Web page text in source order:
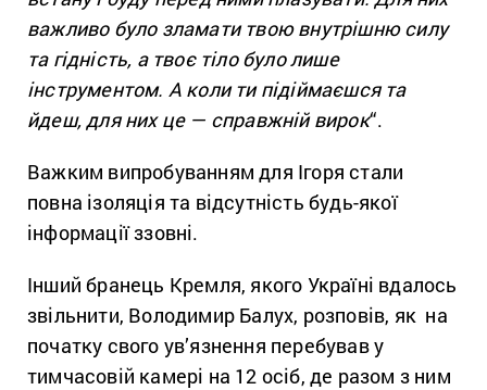
важливо було зламати твою внутрішню силу
та гідність, а твоє тіло було лише
інструментом. А коли ти підіймаєшся та
йдеш, для них це — справжній вирок“.
Важким випробуванням для Ігоря стали
повна ізоляція та відсутність будь-якої
інформації ззовні.
Інший бранець Кремля, якого Україні вдалось
звільнити, Володимир Балух, розповів, як на
початку свого ув’язнення перебував у
тимчасовій камері на 12 осіб, де разом з ним